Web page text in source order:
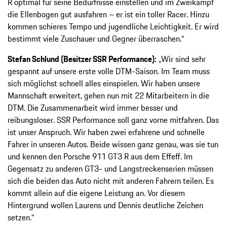
die Ellenbogen gut ausfahren – er ist ein toller Racer. Hinzu
kommen schieres Tempo und jugendliche Leichtigkeit. Er wird
bestimmt viele Zuschauer und Gegner überraschen.“
Stefan Schlund (Besitzer SSR Performance): „Wir sind sehr
gespannt auf unsere erste volle DTM-Saison. Im Team muss
sich möglichst schnell alles einspielen. Wir haben unsere
Mannschaft erweitert, gehen nun mit 22 Mitarbeitern in die
DTM. Die Zusammenarbeit wird immer besser und
reibungsloser. SSR Performance soll ganz vorne mitfahren. Das
ist unser Anspruch. Wir haben zwei erfahrene und schnelle
Fahrer in unseren Autos. Beide wissen ganz genau, was sie tun
und kennen den Porsche 911 GT3 R aus dem Effeff. Im
Gegensatz zu anderen GT3- und Langstreckenserien müssen
sich die beiden das Auto nicht mit anderen Fahrern teilen. Es
kommt allein auf die eigene Leistung an. Vor diesem
Hintergrund wollen Laurens und Dennis deutliche Zeichen
setzen.“